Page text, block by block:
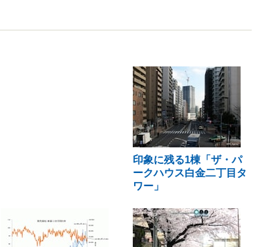
印象に残る1棟「ザ・パ
ークハウス白金二丁目タ
ワー」